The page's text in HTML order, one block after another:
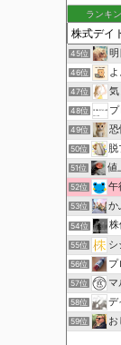
ランキ
45位 明
46位
47位 気
48位
49位 恐
50位
51位 値
52位 午
53位 か
54位 株
55位
56位 プ
57位 マ
58位 デ
59位
お